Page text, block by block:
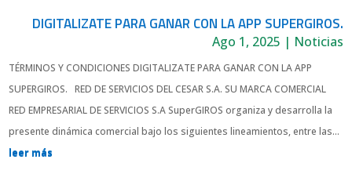
DIGITALIZATE PARA GANAR CON LA APP SUPERGIROS.
Ago 1, 2025 | Noticias
TÉRMINOS Y CONDICIONES DIGITALIZATE PARA GANAR CON LA APP
SUPERGIROS. RED DE SERVICIOS DEL CESAR S.A. SU MARCA COMERCIAL
RED EMPRESARIAL DE SERVICIOS S.A SuperGIROS organiza y desarrolla la
presente dinámica comercial bajo los siguientes lineamientos, entre las...
leer más